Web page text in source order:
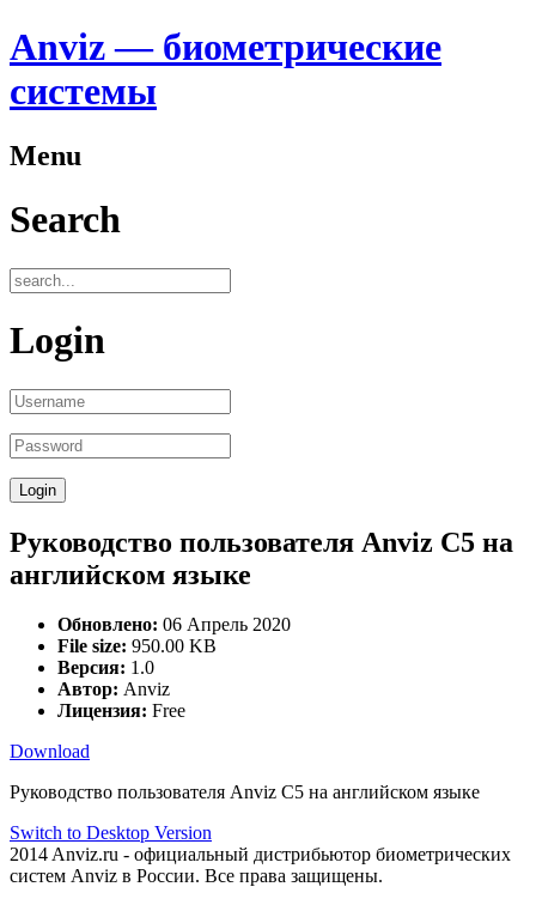
Anviz — биометрические
системы
Menu
Search
Login
Руководство пользователя Anviz C5 на
английском языке
Обновлено: 06 Апрель 2020
File size: 950.00 KB
Версия: 1.0
Автор: Anviz
Лицензия: Free
Download
Руководство пользователя Anviz C5 на английском языке
Switch to Desktop Version
2014 Anviz.ru - официальный дистрибьютор биометрических
систем Anviz в России. Все права защищены.